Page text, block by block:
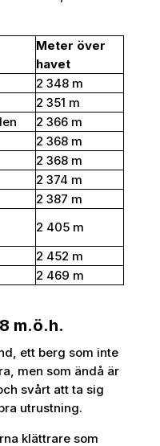
Meter över
havet
2 348 m
2 351 m
2 366 m
2 368 m
2 368 m
2 374 m
2 387 m
2 405 m
2 452 m
2 469 m
m.ö.h.
ett berg som inte
men som ändå är
svårt att ta sig
utrustning.
klättrare som